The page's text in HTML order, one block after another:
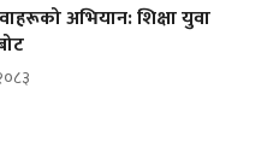
अभियान: शिक्षा युवा